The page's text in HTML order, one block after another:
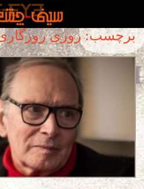
برچسب: روزی